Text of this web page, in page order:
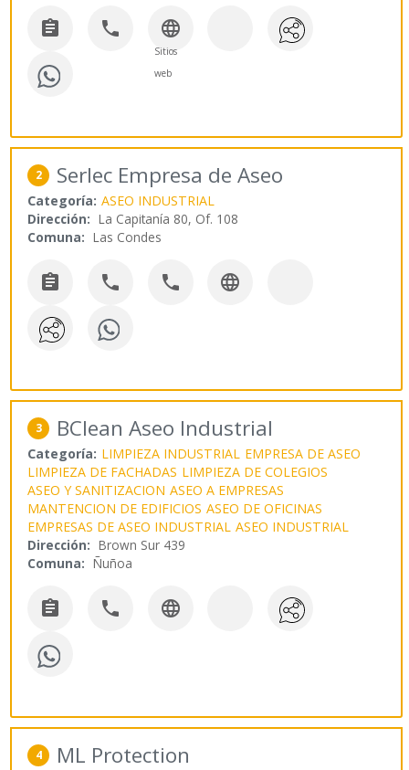
  
Sitios
web
2 Serlec Empresa de Aseo
Categoría: ASEO INDUSTRIAL
Dirección: La Capitanía 80, Of. 108
Comuna: Las Condes
   
3 BClean Aseo Industrial
Categoría: LIMPIEZA INDUSTRIAL EMPRESA DE ASEO
LIMPIEZA DE FACHADAS LIMPIEZA DE COLEGIOS
ASEO Y SANITIZACION ASEO A EMPRESAS
MANTENCION DE EDIFICIOS ASEO DE OFICINAS
EMPRESAS DE ASEO INDUSTRIAL ASEO INDUSTRIAL
Dirección: Brown Sur 439
Comuna: Ñuñoa
  
4 ML Protection